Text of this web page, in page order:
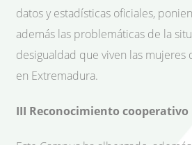
datos y estadísticas oficiales,
además las problemáticas de la
desigualdad que viven las mujeres
en Extremadura.
III Reconocimiento cooperativo